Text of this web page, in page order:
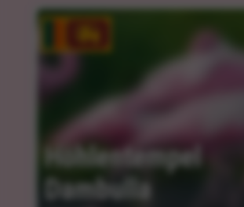
Höhlentempel
Dambulla